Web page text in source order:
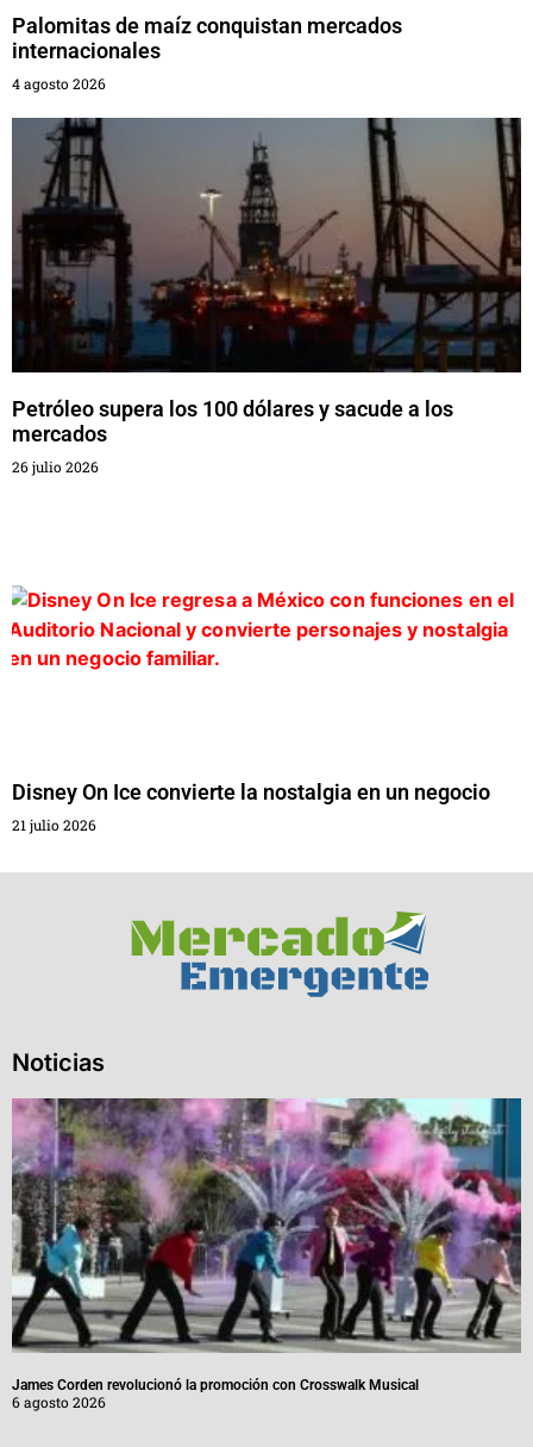
Palomitas de maíz conquistan mercados
internacionales
4 agosto 2026
Petróleo supera los 100 dólares y sacude a los
mercados
26 julio 2026
Disney On Ice convierte la nostalgia en un negocio
21 julio 2026
Noticias
James Corden revolucionó la promoción con Crosswalk Musical
6 agosto 2026